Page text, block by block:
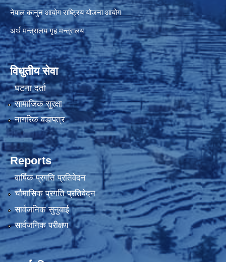
नेपाल कानुन आयोग राष्ट्रिय योजना आयोग
अर्थ मन्त्रालय गृह मन्त्रालय
विधुतीय सेवा
घटना दर्ता
सामाजिक सुरक्षा
नागरिक वडापत्र
Reports
वार्षिक प्रगति प्रतिवेदन
चौमासिक प्रगति प्रतिवेदन
सार्वजनिक सुनुवाई
सार्वजनिक परीक्षण